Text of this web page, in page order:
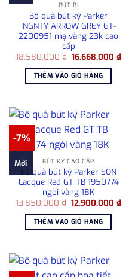
BÚT BI
Bộ quà bút ký Parker
INGNTY ARROW GREY GT-
2200951 mạ vàng 23k cao
cấp
18.580.000₫ Giá
là:
18.580.000 ₫.
16.668.000₫Giá
hiện
THÊM VÀO GIỎ HÀNG
-7%
Mới BÚT KÝ CAO CẤP
Bộ quà bút ký Parker SON
Lacque Red GT TB 1950774
ngòi vàng 18K
13.850.000₫ Giá
là:
13.850.000 ₫.
12.900.000₫Giá
THÊM VÀO GIỎ HÀNG